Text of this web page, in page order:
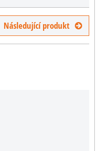
Následující produkt